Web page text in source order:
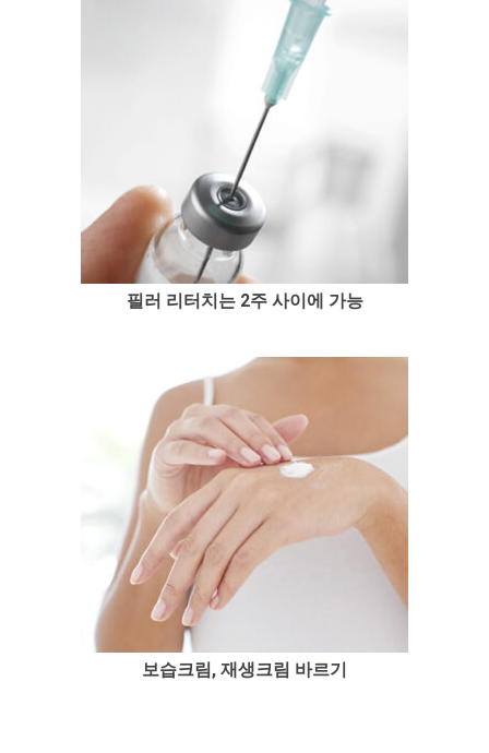
필러 리터치는 2주 사이에 가능
보습크림, 재생크림 바르기